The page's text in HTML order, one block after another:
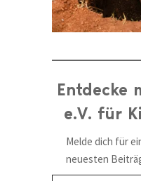
Entdecke
e.V. für
Melde dich für
neuesten
Gib deine E-Mail-Adresse ein ...